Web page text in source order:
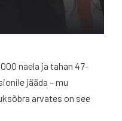
naela ja tahan 47-
jääda – mu
arvates on see